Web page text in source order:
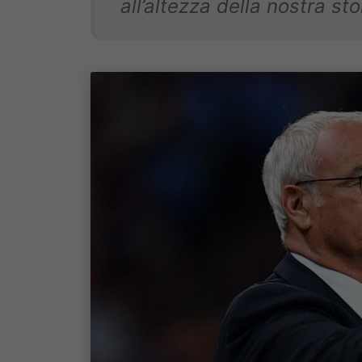
all’altezza della nostra